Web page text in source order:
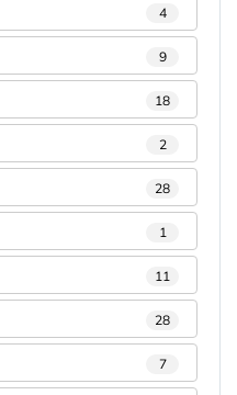
4
9
18
2
28
1
11
28
7